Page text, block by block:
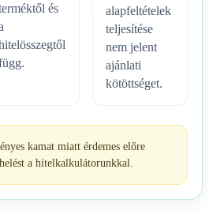
és
alapfeltételek
teljesítése
nem jelent
ajánlati
kötöttséget.
kamat miatt érdemes előre
a hitelkalkulátorunkkal.